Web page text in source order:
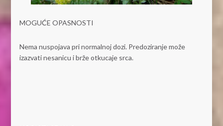
MOGUĆE OPASNOSTI
Nema nuspojava pri normalnoj dozi. Predoziranje može
izazvati nesanicu i brže otkucaje srca.